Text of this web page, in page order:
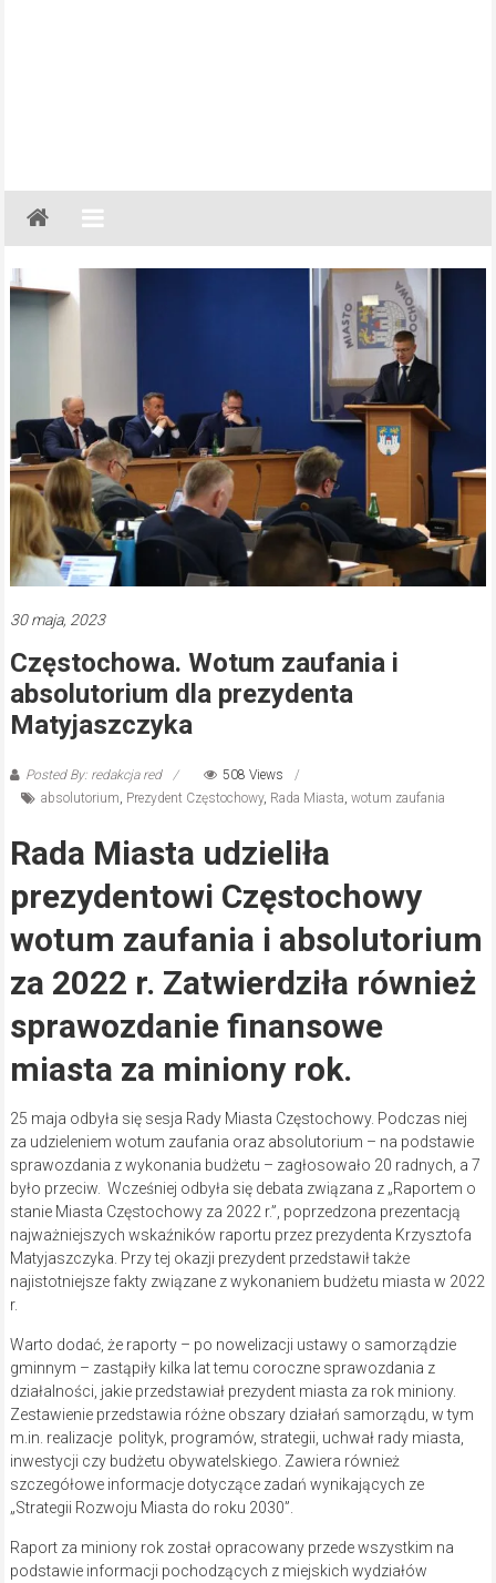
Gazeta
Regionalna
Częstochowa,
Kłobuck,
Lubliniec,
30 maja, 2023
Częstochowa. Wotum zaufania i
absolutorium dla prezydenta
Matyjaszczyka
Posted By: redakcja red
508 Views
absolutorium, Prezydent Częstochowy, Rada Miasta, wotum zaufania
Rada Miasta udzieliła
prezydentowi Częstochowy
wotum zaufania i absolutorium
za 2022 r. Zatwierdziła również
sprawozdanie finansowe
miasta za miniony rok.
25 maja odbyła się sesja Rady Miasta Częstochowy. Podczas niej
za udzieleniem wotum zaufania oraz absolutorium – na podstawie
sprawozdania z wykonania budżetu – zagłosowało 20 radnych, a 7
było przeciw. Wcześniej odbyła się debata związana z „Raportem o
stanie Miasta Częstochowy za 2022 r.”, poprzedzona prezentacją
najważniejszych wskaźników raportu przez prezydenta Krzysztofa
Matyjaszczyka. Przy tej okazji prezydent przedstawił także
najistotniejsze fakty związane z wykonaniem budżetu miasta w 2022
r.
Warto dodać, że raporty – po nowelizacji ustawy o samorządzie
gminnym – zastąpiły kilka lat temu coroczne sprawozdania z
działalności, jakie przedstawiał prezydent miasta za rok miniony.
Zestawienie przedstawia różne obszary działań samorządu, w tym
m.in. realizacje polityk, programów, strategii, uchwał rady miasta,
inwestycji czy budżetu obywatelskiego. Zawiera również
szczegółowe informacje dotyczące zadań wynikających ze
„Strategii Rozwoju Miasta do roku 2030”.
Raport za miniony rok został opracowany przede wszystkim na
podstawie informacji pochodzących z miejskich wydziałów